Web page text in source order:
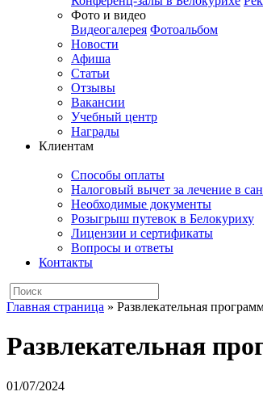
Фото и видео
Видеогалерея Фотоальбом
Новости
Афиша
Статьи
Отзывы
Вакансии
Учебный центр
Награды
Клиентам
Способы оплаты
Налоговый вычет за лечение в
Необходимые документы
Розыгрыш путевок в Белокуриху
Лицензии и сертификаты
Вопросы и ответы
Контакты
Главная страница » Развлекательная
Развлекательная
01/07/2024